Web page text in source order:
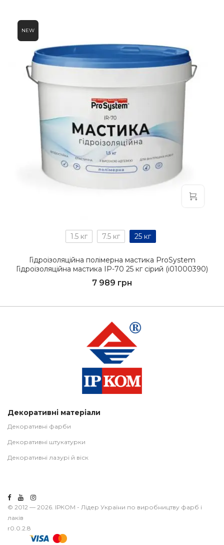
NEW
1.5 кг 7.5 кг 25 кг
Гідроізоляційна полімерна мастика ProSystem
Гідроізоляційна мастика IР-70 25 кг сірий (i01000390)
7 989 грн
Декоративні матеріали
Декоративні фарби
Декоративні штукатурки
Декоративні лазурі й віск
© 2012 — 2026. ІРКОМ - Лідер України по виробництву фарб і
лаків
r0.0.2.8